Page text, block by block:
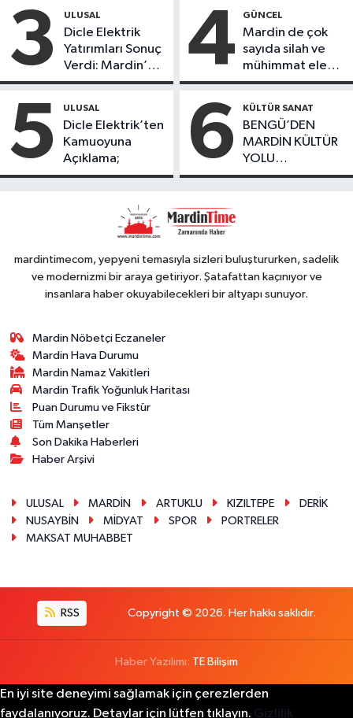
ürünlerini satarak
köydeki
çoçuklara kitap
desteğinde
bulundu
3 ULUSAL
Dicle Elektrik
Yatırımları Sonuç
Verdi: Mardin’de
Kayıp Kaçak
Düşüş
4 GÜNCEL
Mardin de çok
sayıda silah ve
mühimmat ele
geçirildi
5 ULUSAL
Dicle Elektrik’ten
Kamuoyuna
Açıklama;
6 KÜLTÜR SANAT
BENGÜ’DEN
MARDİN KÜLTÜR
YOLU
FESTIVALİ’NDE
mardintimecom, yepyeni temasıyla sizleri buluştururken, sadelik
ve modernizmi bir araya getiriyor. Şatafattan kaçınıyor ve
insanlara haber okuyabilecekleri bir altyapı sunuyor.
Mardin Nöbetçi Eczaneler
Mardin Hava Durumu
Mardin Namaz Vakitleri
Mardin Trafik Yoğunluk Haritası
Puan Durumu ve Fikstür
Tüm Manşetler
Son Dakika Haberleri
Haber Arşivi
ULUSAL MARDİN ARTUKLU KIZILTEPE
DERİK
NUSAYBİN
MİDYAT SPOR
PORTRELER
MAKSAT MUHABBET
RSS Copyright © 2026. Her hakkı saklıdır.
Haber Yazılımı: TE Bilişim
En iyi site deneyimi sağlamak için çerezlerden
faydalanıyoruz. Detaylar için lütfen tıklayın. Gizlilik